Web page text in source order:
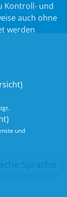
KONTAKT
Kontroll- und
auch ohne
werden
)
)
und